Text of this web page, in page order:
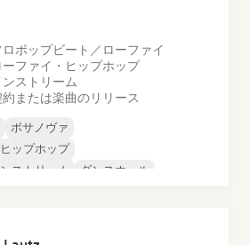
ポップビート／ローファイ
ーファイ・ヒップホップ
ストリーム
または楽曲のリリース
ボサノヴァ
ップホップ
ストリーム
ダンスホール